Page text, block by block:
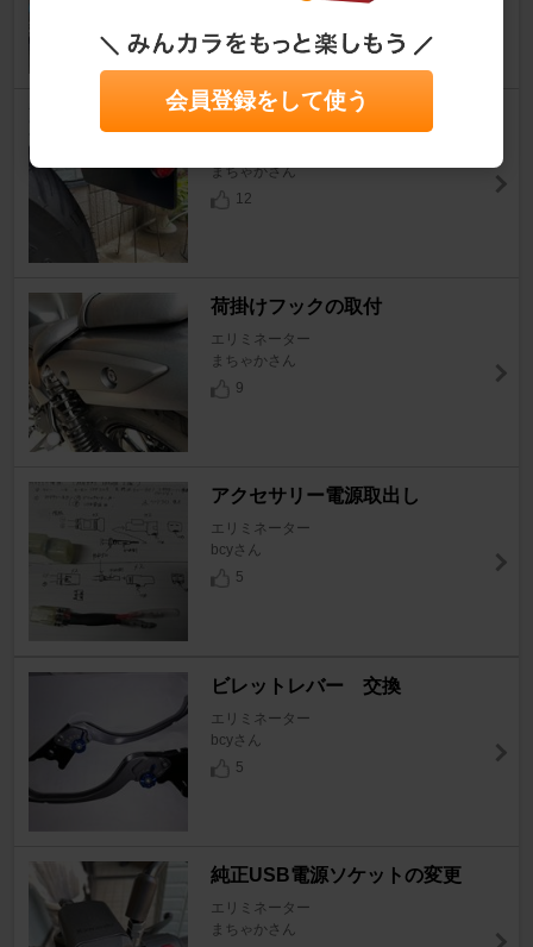
簡単なパーツ類の装着
まちゃかさん
12
荷掛けフックの取付
エリミネーター
まちゃかさん
9
アクセサリー電源取出し
エリミネーター
bcyさん
5
ビレットレバー 交換
エリミネーター
bcyさん
5
純正USB電源ソケットの変更
エリミネーター
まちゃかさん
会員登録をして使う